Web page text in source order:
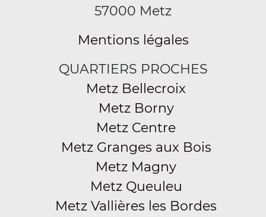
57000 Metz
Mentions légales
QUARTIERS PROCHES
Metz Bellecroix
Metz Borny
Metz Centre
Metz Granges aux Bois
Metz Magny
Metz Queuleu
Metz Vallières les Bordes